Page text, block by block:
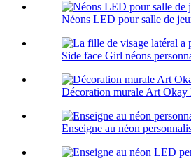
Néons LED pour salle de
Side face Girl néons
Décoration murale Art
Enseigne au néon